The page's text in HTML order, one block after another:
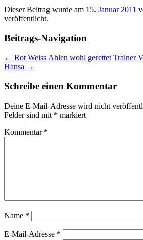
Dieser Beitrag wurde am 15. Januar 2011
veröffentlicht.
Beitrags-Navigation
← Rot Weiss Ahlen wohl gerettet Trainer
Hansa →
Schreibe einen Kommentar
Deine E-Mail-Adresse wird nicht
Felder sind mit * markiert
Kommentar *
Name *
E-Mail-Adresse *